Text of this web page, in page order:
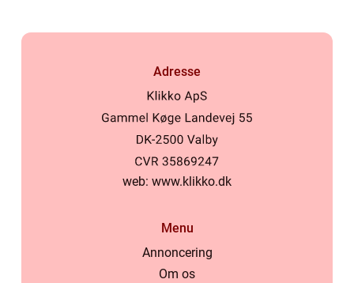
Adresse
web: www.klikko.dk
Menu
Annoncering
Om os